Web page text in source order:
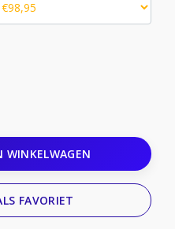
WINKELWAGEN
FAVORIET